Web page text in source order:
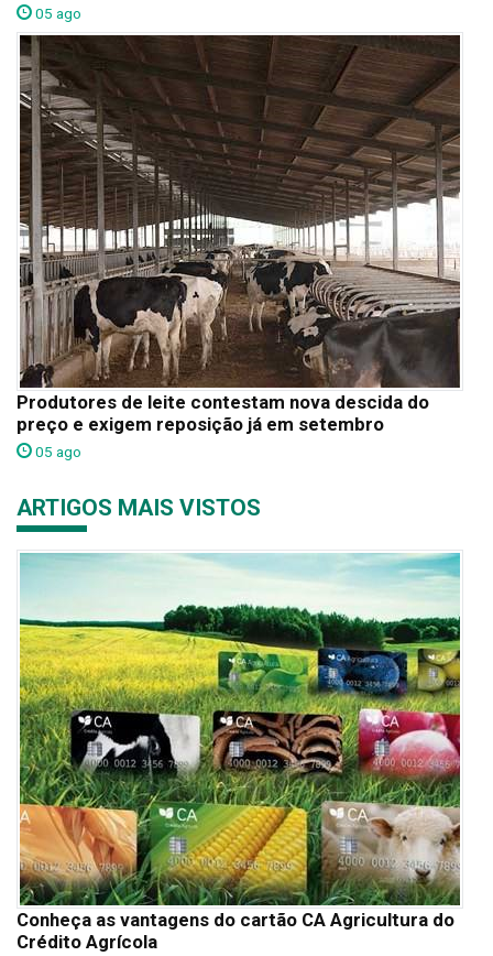
05 ago
Produtores de leite contestam nova descida do
preço e exigem reposição já em setembro
05 ago
ARTIGOS MAIS VISTOS
Conheça as vantagens do cartão CA Agricultura do
Crédito Agrícola